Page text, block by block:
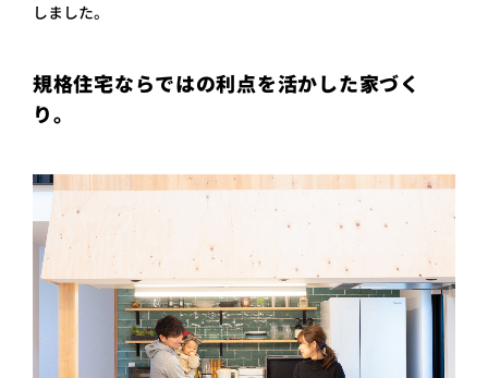
しました。
規格住宅ならではの利点を活かした家づく
り。